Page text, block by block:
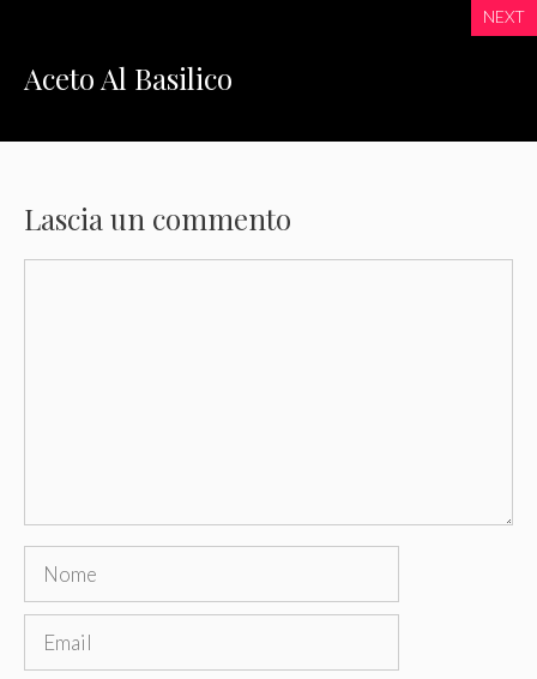
NEXT
Aceto Al Basilico
Lascia un commento
Nome
Email